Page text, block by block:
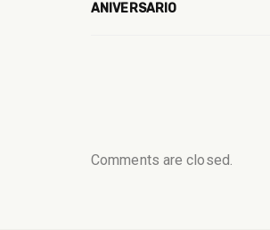
ANIVERSARIO
Comments are closed.